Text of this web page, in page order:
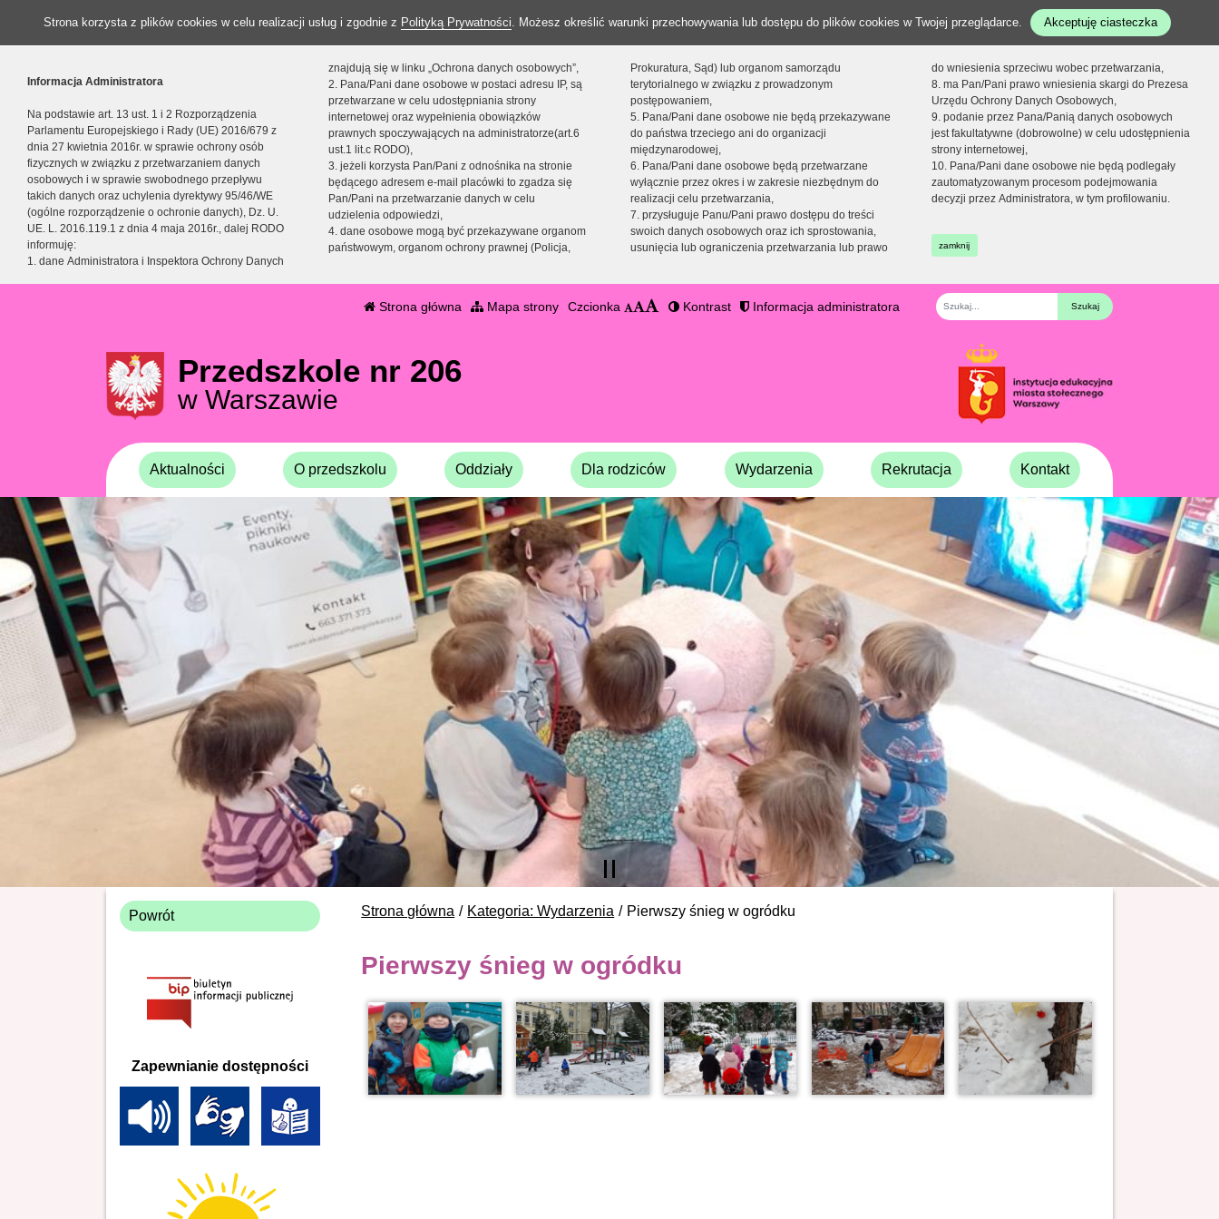
Strona korzysta z plików cookies w celu realizacji usług i zgodnie z Polityką Prywatności. Możesz określić warunki przechowywania lub dostępu do plików cookies w Twojej przeglądarce. Akceptuję ciasteczka
Informacja Administratora
Na podstawie art. 13 ust. 1 i 2 Rozporządzenia
Parlamentu Europejskiego i Rady (UE) 2016/679 z
dnia 27 kwietnia 2016r. w sprawie ochrony osób
fizycznych w związku z przetwarzaniem danych
osobowych i w sprawie swobodnego przepływu
takich danych oraz uchylenia dyrektywy 95/46/WE
(ogólne rozporządzenie o ochronie danych), Dz. U.
UE. L. 2016.119.1 z dnia 4 maja 2016r., dalej RODO
informuję:
1. dane Administratora i Inspektora Ochrony Danych
znajdują się w linku „Ochrona danych osobowych”,
2. Pana/Pani dane osobowe w postaci adresu IP, są
przetwarzane w celu udostępniania strony
internetowej oraz wypełnienia obowiązków
prawnych spoczywających na administratorze(art.6
ust.1 lit.c RODO),
3. jeżeli korzysta Pan/Pani z odnośnika na stronie
będącego adresem e-mail placówki to zgadza się
Pan/Pani na przetwarzanie danych w celu
udzielenia odpowiedzi,
4. dane osobowe mogą być przekazywane organom
państwowym, organom ochrony prawnej (Policja,
Prokuratura, Sąd) lub organom samorządu
terytorialnego w związku z prowadzonym
postępowaniem,
5. Pana/Pani dane osobowe nie będą przekazywane
do państwa trzeciego ani do organizacji
międzynarodowej,
6. Pana/Pani dane osobowe będą przetwarzane
wyłącznie przez okres i w zakresie niezbędnym do
realizacji celu przetwarzania,
7. przysługuje Panu/Pani prawo dostępu do treści
swoich danych osobowych oraz ich sprostowania,
usunięcia lub ograniczenia przetwarzania lub prawo
do wniesienia sprzeciwu wobec przetwarzania,
8. ma Pan/Pani prawo wniesienia skargi do Prezesa
Urzędu Ochrony Danych Osobowych,
9. podanie przez Pana/Panią danych osobowych
jest fakultatywne (dobrowolne) w celu udostępnienia
strony internetowej,
10. Pana/Pani dane osobowe nie będą podlegały
zautomatyzowanym procesom podejmowania
decyzji przez Administratora, w tym profilowaniu.
zamknij
Strona główna Mapa strony Czcionka Kontrast Informacja administratora
Fraza
Przedszkole nr 206
w Warszawie
Aktualności O przedszkolu Oddziały Dla rodziców Wydarzenia Rekrutacja Kontakt
Strona główna Kategoria: Wydarzenia Pierwszy śnieg w ogródku
Pierwszy śnieg w ogródku
Powrót
Zapewnianie dostępności